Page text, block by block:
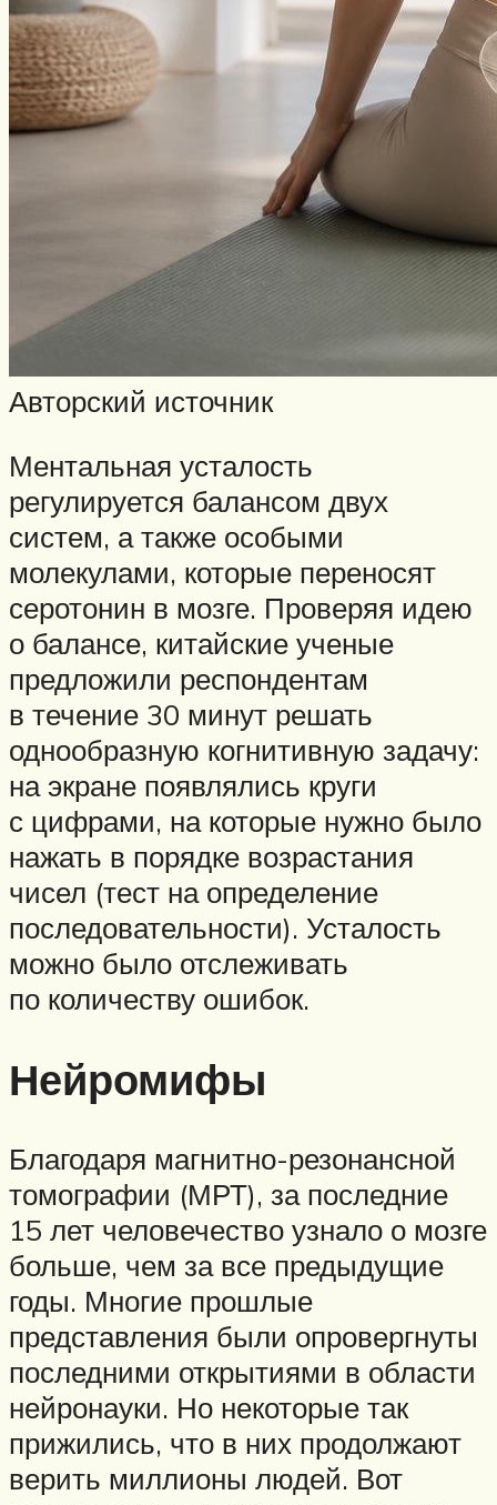
Авторский источник
Ментальная усталость
регулируется балансом двух
систем, а также особыми
молекулами, которые переносят
серотонин в мозге. Проверяя идею
о балансе, китайские ученые
предложили респондентам
в течение 30 минут решать
однообразную когнитивную задачу:
на экране появлялись круги
с цифрами, на которые нужно было
нажать в порядке возрастания
чисел (тест на определение
последовательности). Усталость
можно было отслеживать
по количеству ошибок.
Нейромифы
Благодаря магнитно-резонансной
томографии (МРТ), за последние
15 лет человечество узнало о мозге
больше, чем за все предыдущие
годы. Многие прошлые
представления были опровергнуты
последними открытиями в области
нейронауки. Но некоторые так
прижились, что в них продолжают
верить миллионы людей. Вот